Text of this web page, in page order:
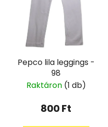
Pepco lila leggings -
98
Raktáron (1 db)
800 Ft